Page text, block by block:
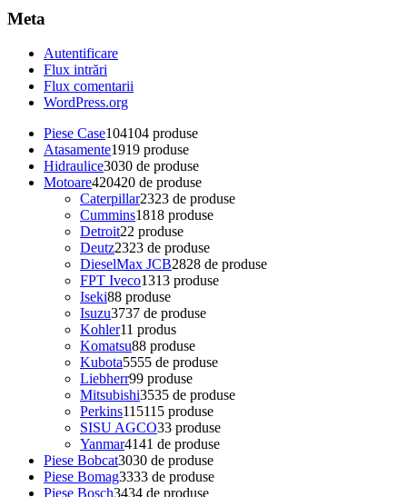
Meta
Autentificare
Flux intrări
Flux comentarii
WordPress.org
Piese Case104104 produse
Atasamente1919 produse
Hidraulice3030 de produse
Motoare420420 de produse
Caterpillar2323 de produse
Cummins1818 produse
Detroit22 produse
Deutz2323 de produse
DieselMax JCB2828 de produse
FPT Iveco1313 produse
Iseki88 produse
Isuzu3737 de produse
Kohler11 produs
Komatsu88 produse
Kubota5555 de produse
Liebherr99 produse
Mitsubishi3535 de produse
Perkins115115 produse
SISU AGCO33 produse
Yanmar4141 de produse
Piese Bobcat3030 de produse
Piese Bomag3333 de produse
Piese Bosch3434 de produse